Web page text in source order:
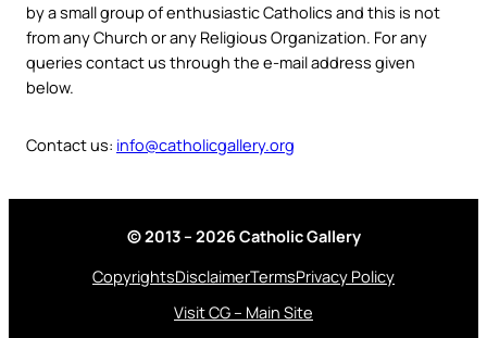
by a small group of enthusiastic Catholics and this is not
from any Church or any Religious Organization. For any
queries contact us through the e-mail address given
below.
Contact us: info@catholicgallery.org
© 2013 – 2026 Catholic Gallery
CopyrightsDisclaimerTermsPrivacy Policy
Visit CG – Main Site